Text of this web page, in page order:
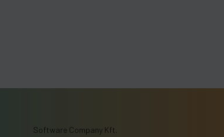
Software Company Kft.